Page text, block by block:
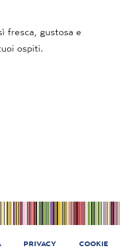
fresca, gustosa e
ospiti.
PRIVACY COOKIE